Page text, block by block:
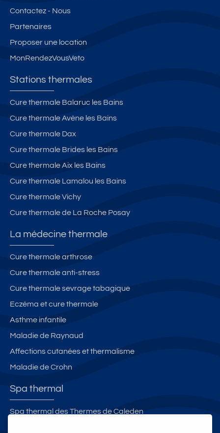
Contactez - Nous
Partenaires
Proposer une location
MonRendezVousVeto
Stations thermales
Cure thermale Balaruc les Bains
Cure thermale Avène les Bains
Cure thermale Dax
Cure thermale Brides les Bains
Cure thermale Aix les Bains
Cure thermale Lamalou les Bains
Cure thermale Vichy
Cure thermale de La Roche Posay
La médecine thermale
Cure thermale arthrose
Cure thermale anti-stress
Cure thermale sevrage tabagique
Eczéma et cure thermale
Asthme infantile
Maladie de Raynaud
Affections cutanées et thermalisme
Maladie de Crohn
Spa thermal
Spa thermal des Thermes de Caleden